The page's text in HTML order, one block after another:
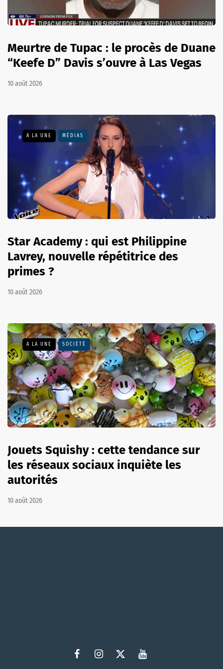
Meurtre de Tupac : le procès de Duane
“Keefe D” Davis s’ouvre à Las Vegas
10 août 2026
A LA UNE MÉDIAS
Star Academy : qui est Philippine
Lavrey, nouvelle répétitrice des
primes ?
10 août 2026
A LA UNE SOCIÉTÉ
Jouets Squishy : cette tendance sur
les réseaux sociaux inquiète les
autorités
10 août 2026